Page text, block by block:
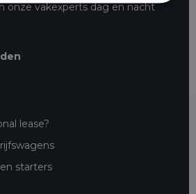
onze vakexperts dag en nacht
lease?
starters